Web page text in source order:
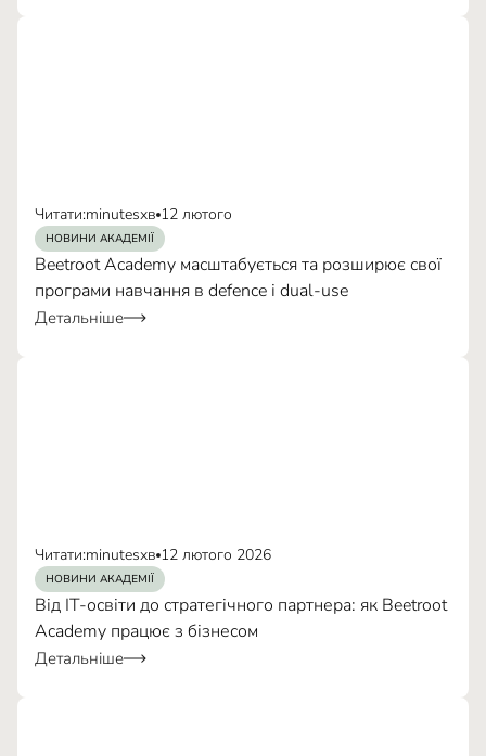
Читати:minutesхв 12 лютого
НОВИНИ АКАДЕМІЇ
Beetroot Academy масштабується та розширює свої
програми навчання в defence і dual-use
Детальніше
Читати:minutesхв 12 лютого 2026
НОВИНИ АКАДЕМІЇ
Від IT-освіти до стратегічного партнера: як Beetroot
Academy працює з бізнесом
Детальніше